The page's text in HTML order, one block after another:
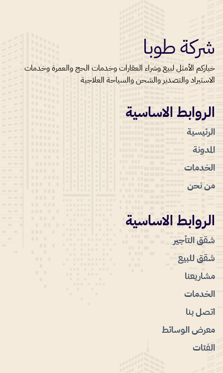
شركة طوبا
خياركم الأمثل لبيع وشراء العقارات وخدمات الحج والعمرة وخدمات
الاستيراد والتصدير والشحن والسياحة العلاجية
الروابط الاساسية
الرئيسية
المدونة
الخدمات
من نحن
الروابط الاساسية
شقق التأجير
شقق للبيع
مشاريعنا
الخدمات
اتصل بنا
معرض الوسائط
الفئات